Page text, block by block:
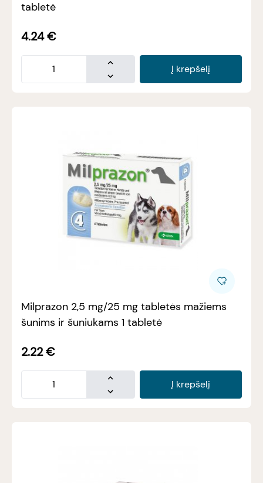
tabletė
4.24€
Į krepšelį
Milprazon 2,5 mg/25 mg tabletės mažiems
šunims ir šuniukams 1 tabletė
2.22€
Į krepšelį